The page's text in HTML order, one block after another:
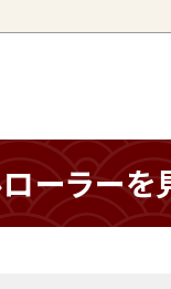
ーラーを